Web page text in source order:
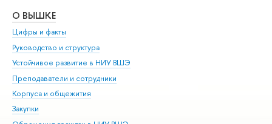
О ВЫШКЕ
Цифры и факты
Руководство и структура
Устойчивое развитие в НИУ ВШЭ
Преподаватели и сотрудники
Корпуса и общежития
Закупки